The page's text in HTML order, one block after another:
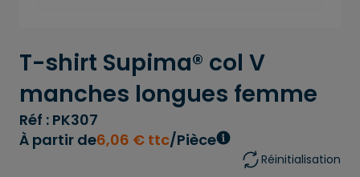
T-shirt Supima® col V
manches longues femme
Réf : PK307
À partir de6,06 € ttc/Pièce
Réinitialisation